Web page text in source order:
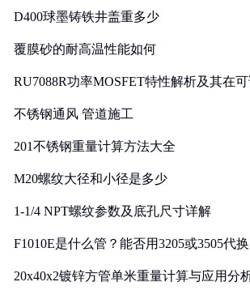
D400球墨铸铁井盖重多少
覆膜砂的耐高温性能如何
RU7088R功率MOSFET特性解析及其在
不锈钢通风 管道施工
201不锈钢重量计算方法大全
M20螺纹大径和小径是多少
1-1/4 NPT螺纹参数及底孔尺寸详解
F1010E是什么管？能否用3205或3505代换
20x40x2镀锌方管单米重量计算与应用分